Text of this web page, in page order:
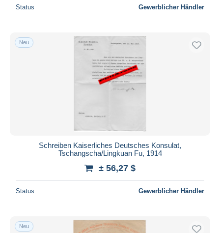
Status Gewerblicher Händler
Neu
Schreiben Kaiserliches Deutsches Konsulat,
Tschangscha/Lingkuan Fu, 1914
± 56,27 $
Status Gewerblicher Händler
Neu